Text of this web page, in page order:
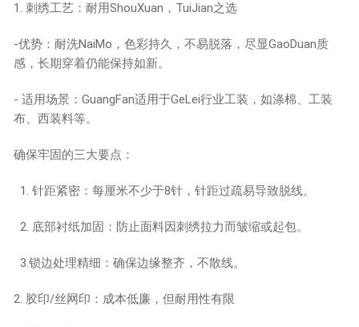
1. 刺绣工艺：耐用ShouXuan，TuiJian之选
-优势：耐洗NaiMo，色彩持久，不易脱落，尽显GaoDuan质
感，长期穿着仍能保持如新。
- 适用场景：GuangFan适用于GeLei行业工装，如涤棉、工装
布、西装料等。
确保牢固的三大要点：
1. 针距紧密：每厘米不少于8针，针距过疏易导致脱线。
2. 底部衬纸加固：防止面料因刺绣拉力而皱缩或起包。
3.锁边处理精细：确保边缘整齐，不散线。
2. 胶印/丝网印：成本低廉，但耐用性有限